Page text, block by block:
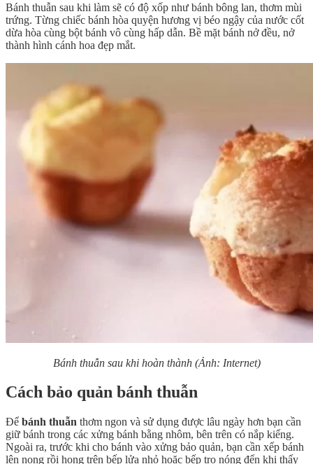
Bánh thuẫn sau khi làm sẽ có độ xốp như bánh bông lan, thơm mùi
trứng. Từng chiếc bánh hòa quyện hương vị béo ngậy của nước cốt
dừa hòa cùng bột bánh vô cùng hấp dẫn. Bề mặt bánh nở đều, nở
thành hình cánh hoa đẹp mắt.
Bánh thuẫn sau khi hoàn thành (Ảnh: Internet)
Cách bảo quản bánh thuẫn
Để bánh thuẫn thơm ngon và sử dụng được lâu ngày hơn bạn cần
giữ bánh trong các xửng bánh bằng nhôm, bên trên có nắp kiếng.
Ngoài ra, trước khi cho bánh vào xửng bảo quản, bạn cần xếp bánh
lên nong rồi hong trên bếp lửa nhỏ hoặc bếp tro nóng đến khi thấy